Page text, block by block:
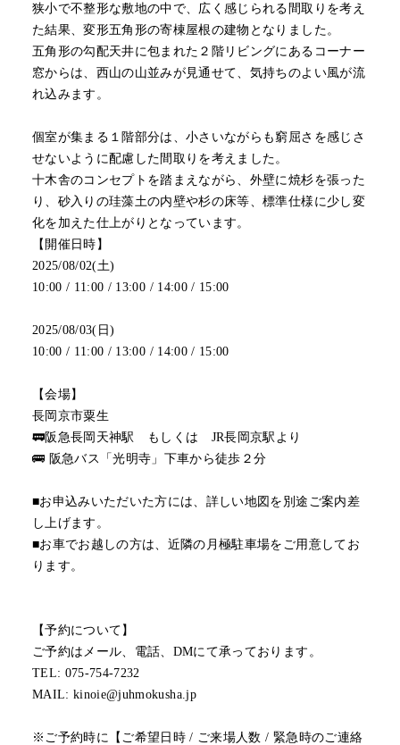
狭小で不整形な敷地の中で、広く感じられる間取りを考え
た結果、変形五角形の寄棟屋根の建物となりました。
五角形の勾配天井に包まれた２階リビングにあるコーナー
窓からは、西山の山並みが見通せて、気持ちのよい風が流
れ込みます。
個室が集まる１階部分は、小さいながらも窮屈さを感じさ
せないように配慮した間取りを考えました。
十木舎のコンセプトを踏まえながら、外壁に焼杉を張った
り、砂入りの珪藻土の内壁や杉の床等、標準仕様に少し変
化を加えた仕上がりとなっています。
【開催日時】
2025/08/02(土)
10:00 / 11:00 / 13:00 / 14:00 / 15:00
2025/08/03(日)
10:00 / 11:00 / 13:00 / 14:00 / 15:00
【会場】
長岡京市粟生
🚃阪急長岡天神駅 もしくは JR長岡京駅より
🚌 阪急バス「光明寺」下車から徒歩２分
■お申込みいただいた方には、詳しい地図を別途ご案内差
し上げます。
■お車でお越しの方は、近隣の月極駐車場をご用意してお
ります。
【予約について】
ご予約はメール、電話、DMにて承っております。
TEL: 075-754-7232
MAIL: kinoie@juhmokusha.jp
※ご予約時に【ご希望日時 / ご来場人数 / 緊急時のご連絡